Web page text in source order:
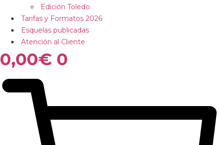
Edición Toledo
Tarifas y Formatos 2026
Esquelas publicadas
Atención al Cliente
0,00€ 0